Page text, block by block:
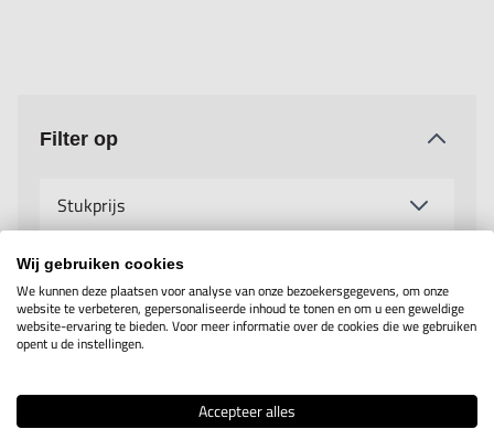
Filter op
Stukprijs
Fabrikant
Wij gebruiken cookies
We kunnen deze plaatsen voor analyse van onze bezoekersgegevens, om onze
website te verbeteren, gepersonaliseerde inhoud te tonen en om u een geweldige
website-ervaring te bieden. Voor meer informatie over de cookies die we gebruiken
opent u de instellingen.
Accepteer alles